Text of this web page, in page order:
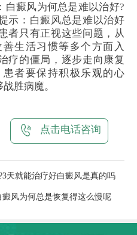
癜风为何总是难以治好?
示：白癜风总是难以治好
者只有正视这些问题，从
生活习惯等多个方面入
疗的僵局，逐步走向康复
者要保持积极乐观的心
胜病魔。
点击电话咨询
天就能治疗好白癜风是真的吗
风为何总是恢复得这么慢呢